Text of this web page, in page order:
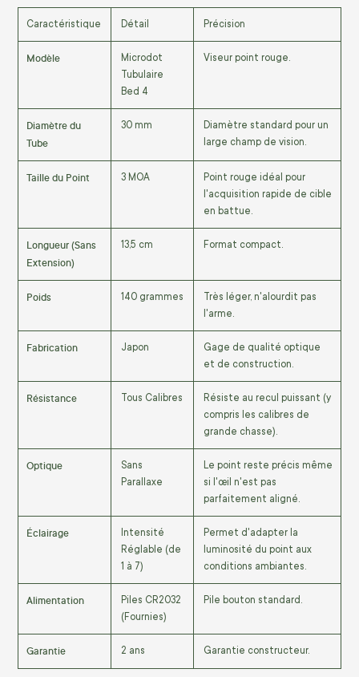
Caractéristique Détail Précision
Modèle
Microdot
Tubulaire
Bed 4
Viseur point rouge.
Diamètre du
Tube
30 mm
Diamètre standard pour un
large champ de vision.
Taille du Point 3 MOA
Point rouge idéal pour
l'acquisition rapide de cible
en battue.
Longueur (Sans
Extension)
13,5 cm Format compact.
Poids 140 grammes
Très léger, n'alourdit pas
l'arme.
Fabrication Japon
Gage de qualité optique
et de construction.
Résistance Tous Calibres
Résiste au recul puissant (y
compris les calibres de
grande chasse).
Optique
Sans
Parallaxe
Le point reste précis même
si l'œil n'est pas
parfaitement aligné.
Éclairage
Intensité
Réglable (de
1 à 7)
Permet d'adapter la
luminosité du point aux
conditions ambiantes.
Alimentation
Piles CR2032
(Fournies)
Pile bouton standard.
Garantie 2 ans Garantie constructeur.